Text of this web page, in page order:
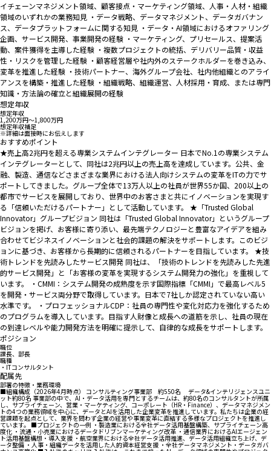
イチェーンマネジメント領域、顧客接点・マーケティング領域、人事・人材・組織
領域のいずれかの業務知見 ・データ戦略、データマネジメント、データガバナン
ス、データプラットフォームに関する知見 ・データ・AI領域におけるオファリング
企画、サービス開発、事業開発の経験 ・マーケティング、プリセールス、提案活
動、案件獲得を主導した経験 ・複数プロジェクトの統括、デリバリー品質・収益
性・リスクを管理した経験 ・顧客経営層や社内外のステークホルダーを巻き込み、
変革を推進した経験 ・技術パートナー、海外グループ会社、社内他組織とのアライ
アンスを構築・推進した経験 ・組織戦略、組織運営、人材採用・育成、または専門
知識・方法論の確立と組織展開の経験
想定年収
想定年収
1,200万円〜1,800万円
想定年収補足
※詳細は面接時にお伝えします
おすすめポイント
★売上高2兆円を超える専業システムインテグレーター 日本でNo.1の専業システム
インテグレーターとして、同社は2兆円以上の売上高を達成しています。公共、金
融、製造、通信などさまざまな業界における法人向けシステムの変革をITの力でサ
ポートしてきました。グループ全体で13万人以上の社員が世界55か国、200以上の
都市でサービスを展開しており、世界中のお客さまと共にイノベーションを実現す
る「信頼いただけるパートナー」として活動しています。 ★「Trusted Global
Innovator」グループビジョン 同社は「Trusted Global Innovator」というグループ
ビジョンを掲げ、お客様に寄り添い、最先端テクノロジーと豊富なアイデアを組み
合わせてビジネスイノベーションと社会的課題の解決をサポートします。このビジ
ョンに基づき、お客様から長期的に信頼されるパートナーを目指しています。 ★技
術トレンドを先読みしたサービス開発 同社は、「技術のトレンドを先読みした先進
的サービス開発」と「お客様の変革を実現するシステム開発力の強化」を重視して
います。 ・CMMI：システム開発の成熟度を示す国際指標「CMMI」で最高レベル5
を開発・サービス両分野で取得しています。日本で7社しか認定されていない高い
水準です。 ・プロフェッショナルCDP：社員の専門性や変化対応力を強化するため
のプログラムを導入しています。目指す人財像と成長への道筋を示し、社員の現在
の到達レベルや能力開発方法を明確に提示して、自律的な成長をサポートします。
ポジション
職位
課長、部長
職種
・ITコンサルタント
配属先
部署の特徴・業務環境
■組織構成（2026年4月時点） コンサルティング事業部 約550名 データ&インテリジェンスユニ
ット約80名 事業部の中で、AI・データ活用を専門とするチームは、約80名のコンサルタントが所属
し、サプライチェーン、営業・マーケティング、コーポレート（HR・Finance）、データマネジメン
トの4つの業務領域を中心に、データとAIを活用した企業変革を推進しています。私たちは企業の経
営課題を起点として、業界を問わず企業の経営や事業変革に直結する多様なプロジェクトを推進し
ています。 ■プロジェクトの一例 ・製造業における全社データ活用基盤構築、サプライチェーン高
度化 ・流通・小売業におけるデータドリブンマーケティング改革 ・通信業界におけるAIエージェン
ト活用基盤構想・導入支援 ・航空業界における全社データ活用推進、データ活用組織立ち上げ、デ
ータ整備 ・人事・組織データを活用した人的資本経営支援 ・全社データマネジメント・データガバ